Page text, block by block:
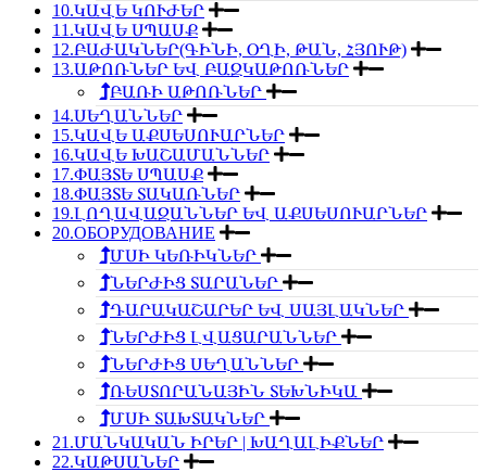
10.ԿԱՎԵ ԿՈՒԺԵՐ
11.ԿԱՎԵ ՍՊԱՍՔ
12.ԲԱԺԱԿՆԵՐ(ԳԻՆԻ, ՕՂԻ, ԹԱՆ, ՀՅՈՒԹ)
13.ԱԹՈՌՆԵՐ ԵՎ ԲԱԶԿԱԹՈՌՆԵՐ
ԲԱՌԻ ԱԹՈՌՆԵՐ
14.ՍԵՂԱՆՆԵՐ
15.ԿԱՎԵ ԱՔՍԵՍՈՒԱՐՆԵՐ
16.ԿԱՎԵ ԽԱՇԱՄԱՆՆԵՐ
17.ՓԱՅՏԵ ՍՊԱՍՔ
18.ՓԱՅՏԵ ՏԱԿԱՌՆԵՐ
19.ԼՈՂԱՎԱԶԱՆՆԵՐ ԵՎ ԱՔՍԵՍՈՒԱՐՆԵՐ
20.ОБОРУДОВАНИЕ
ՄՍԻ ԿԵՌԻԿՆԵՐ
ՆԵՐԺԻՑ ՏԱՐԱՆԵՐ
ԴԱՐԱԿԱՇԱՐԵՐ ԵՎ ՍԱՅԼԱԿՆԵՐ
ՆԵՐԺԻՑ ԼՎԱՑԱՐԱՆՆԵՐ
ՆԵՐԺԻՑ ՍԵՂԱՆՆԵՐ
ՌԵՍՏՈՐԱՆԱՅԻՆ ՏԵԽՆԻԿԱ
ՄՍԻ ՏԱԽՏԱԿՆԵՐ
21.ՄԱՆԿԱԿԱՆ ԻՐԵՐ | ԽԱՂԱԼԻՔՆԵՐ
22.ԿԱԹՍԱՆԵՐ